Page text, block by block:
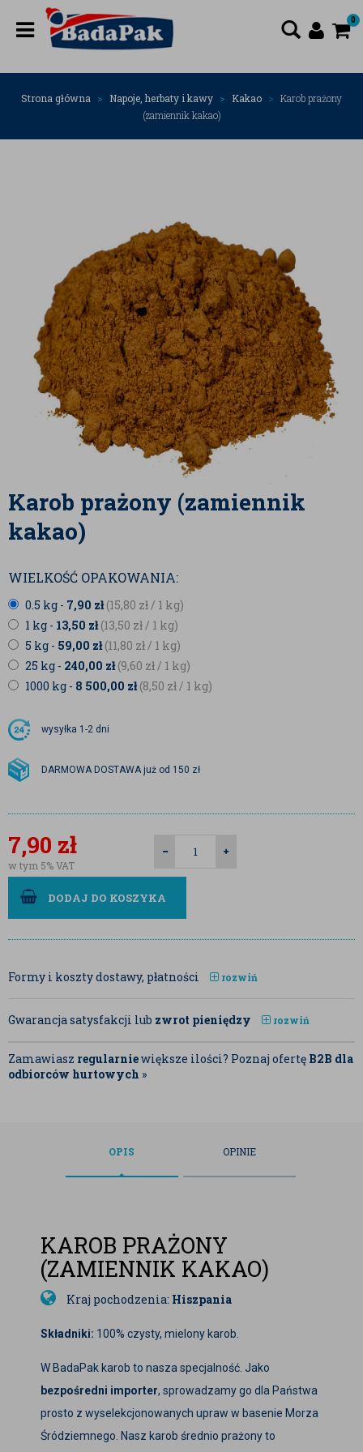
0
Strona główna Napoje, herbaty i kawy Kakao
Karob prażony
(zamiennik kakao)
Karob prażony (zamiennik
kakao)
WIELKOŚĆ OPAKOWANIA:
0.5 kg - 7,90 zł(15,80 zł / 1 kg)
1 kg - 13,50 zł(13,50 zł / 1 kg)
5 kg - 59,00 zł(11,80 zł / 1 kg)
25 kg - 240,00 zł(9,60 zł / 1 kg)
1000 kg - 8 500,00 zł(8,50 zł / 1 kg)
wysyłka 1-2 dni
DARMOWA DOSTAWA już od 150 zł
7,90 zł
w tym 5% VAT
DODAJ DO KOSZYKA
Formy i koszty dostawy, płatności rozwiń
Gwarancja satysfakcji lub zwrot pieniędzy rozwiń
Zamawiasz regularniewiększe ilości? Poznaj ofertę B2B dla
odbiorców hurtowych »
OPIS OPINIE
KAROB PRAŻONY
(ZAMIENNIK KAKAO)
Kraj pochodzenia: Hiszpania
Składniki: 100% czysty, mielony karob.
W BadaPak karob to nasza specjalność. Jako
bezpośredni importer, sprowadzamy go dla Państwa
prosto z wyselekcjonowanych upraw w basenie Morza
Śródziemnego. Nasz karob średnio prażony to